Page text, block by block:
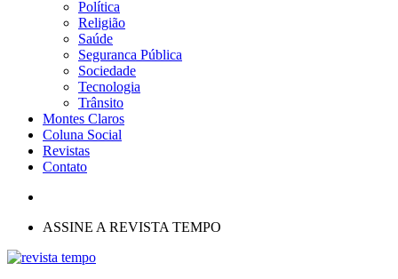
Política
Religião
Saúde
Seguranca Pública
Sociedade
Tecnologia
Trânsito
Montes Claros
Coluna Social
Revistas
Contato
ASSINE A REVISTA TEMPO